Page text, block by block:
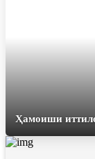
стипендиявии